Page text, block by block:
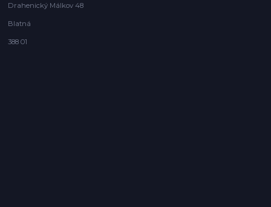
Drahenický Málkov 48
Blatná
388 01